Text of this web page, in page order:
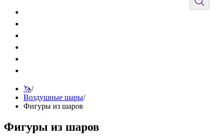
🦄/
Воздушные шары/
Фигуры из шаров
Фигуры из шаров